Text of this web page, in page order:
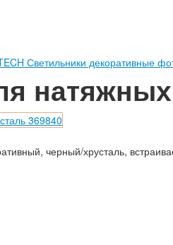
Светильники декоративные
черный/хрусталь,